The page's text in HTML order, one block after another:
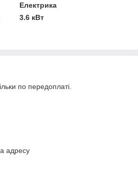
Електрика
3.6 кВт
по передоплаті.
адресу